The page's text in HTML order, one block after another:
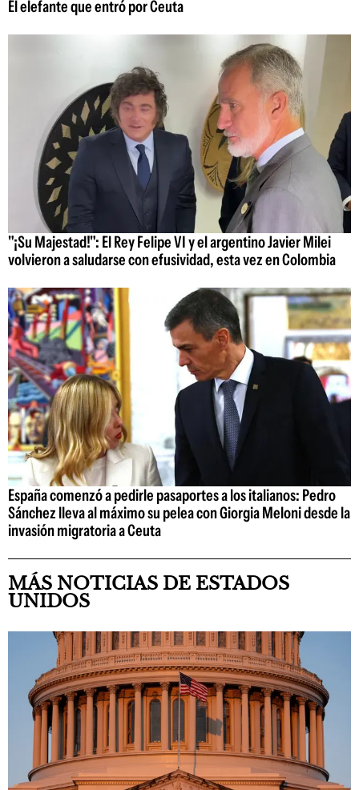
El elefante que entró por Ceuta
"¡Su Majestad!": El Rey Felipe VI y el argentino Javier Milei
volvieron a saludarse con efusividad, esta vez en Colombia
España comenzó a pedirle pasaportes a los italianos: Pedro
Sánchez lleva al máximo su pelea con Giorgia Meloni desde la
invasión migratoria a Ceuta
MÁS NOTICIAS DE ESTADOS
UNIDOS